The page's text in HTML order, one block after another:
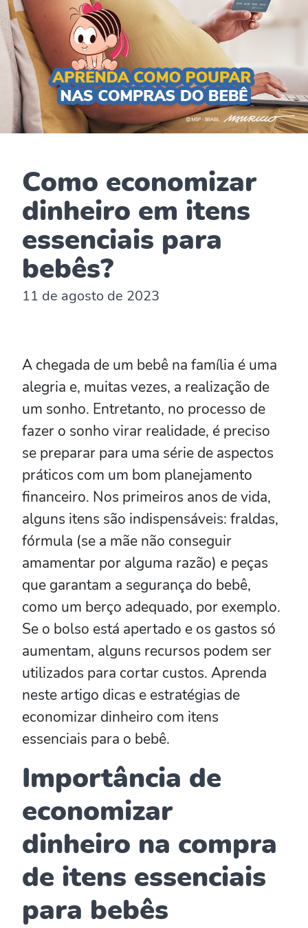
Como economizar
dinheiro em itens
essenciais para
bebês?
11 de agosto de 2023
A chegada de um bebê na família é uma
alegria e, muitas vezes, a realização de
um sonho. Entretanto, no processo de
fazer o sonho virar realidade, é preciso
se preparar para uma série de aspectos
práticos com um bom planejamento
financeiro. Nos primeiros anos de vida,
alguns itens são indispensáveis: fraldas,
fórmula (se a mãe não conseguir
amamentar por alguma razão) e peças
que garantam a segurança do bebê,
como um berço adequado, por exemplo.
Se o bolso está apertado e os gastos só
aumentam, alguns recursos podem ser
utilizados para cortar custos. Aprenda
neste artigo dicas e estratégias de
economizar dinheiro com itens
essenciais para o bebê.
Importância de
economizar
dinheiro na compra
de itens essenciais
para bebês